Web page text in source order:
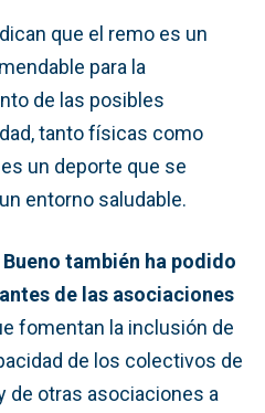
que el remo es un
para la
de las posibles
tanto físicas como
un deporte que se
entorno saludable.
también ha podido
de las asociaciones
fomentan la inclusión de
de los colectivos de
de otras asociaciones a